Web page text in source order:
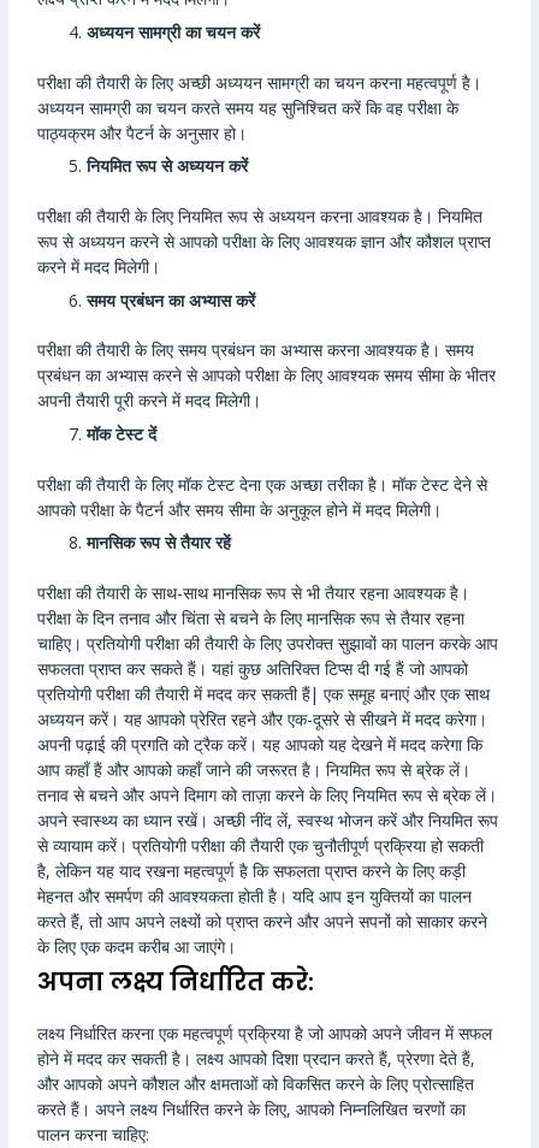
अध्ययन सामग्री का चयन करें
परीक्षा की तैयारी के लिए अच्छी अध्ययन सामग्री का चयन करना महत्वपूर्ण है।
अध्ययन सामग्री का चयन करते समय यह सुनिश्चित करें कि वह परीक्षा के
पाठ्यक्रम और पैटर्न के अनुसार हो।
नियमित रूप से अध्ययन करें
परीक्षा की तैयारी के लिए नियमित रूप से अध्ययन करना आवश्यक है। नियमित
रूप से अध्ययन करने से आपको परीक्षा के लिए आवश्यक ज्ञान और कौशल प्राप्त
करने में मदद मिलेगी।
समय प्रबंधन का अभ्यास करें
परीक्षा की तैयारी के लिए समय प्रबंधन का अभ्यास करना आवश्यक है। समय
प्रबंधन का अभ्यास करने से आपको परीक्षा के लिए आवश्यक समय सीमा के भीतर
अपनी तैयारी पूरी करने में मदद मिलेगी।
मॉक टेस्ट दें
परीक्षा की तैयारी के लिए मॉक टेस्ट देना एक अच्छा तरीका है। मॉक टेस्ट देने से
आपको परीक्षा के पैटर्न और समय सीमा के अनुकूल होने में मदद मिलेगी।
मानसिक रूप से तैयार रहें
परीक्षा की तैयारी के साथ-साथ मानसिक रूप से भी तैयार रहना आवश्यक है।
परीक्षा के दिन तनाव और चिंता से बचने के लिए मानसिक रूप से तैयार रहना
चाहिए। प्रतियोगी परीक्षा की तैयारी के लिए उपरोक्त सुझावों का पालन करके आप
सफलता प्राप्त कर सकते हैं। यहां कुछ अतिरिक्त टिप्स दी गई हैं जो आपको
प्रतियोगी परीक्षा की तैयारी में मदद कर सकती हैं| एक समूह बनाएं और एक साथ
अध्ययन करें। यह आपको प्रेरित रहने और एक-दूसरे से सीखने में मदद करेगा।
अपनी पढ़ाई की प्रगति को ट्रैक करें। यह आपको यह देखने में मदद करेगा कि
आप कहाँ हैं और आपको कहाँ जाने की जरूरत है। नियमित रूप से ब्रेक लें।
तनाव से बचने और अपने दिमाग को ताज़ा करने के लिए नियमित रूप से ब्रेक लें।
अपने स्वास्थ्य का ध्यान रखें। अच्छी नींद लें, स्वस्थ भोजन करें और नियमित रूप
से व्यायाम करें। प्रतियोगी परीक्षा की तैयारी एक चुनौतीपूर्ण प्रक्रिया हो सकती
है, लेकिन यह याद रखना महत्वपूर्ण है कि सफलता प्राप्त करने के लिए कड़ी
मेहनत और समर्पण की आवश्यकता होती है। यदि आप इन युक्तियों का पालन
करते हैं, तो आप अपने लक्ष्यों को प्राप्त करने और अपने सपनों को साकार करने
के लिए एक कदम करीब आ जाएंगे।
अपना लक्ष्य निर्धारित करे:
लक्ष्य निर्धारित करना एक महत्वपूर्ण प्रक्रिया है जो आपको अपने जीवन में सफल
होने में मदद कर सकती है। लक्ष्य आपको दिशा प्रदान करते हैं, प्रेरणा देते हैं,
और आपको अपने कौशल और क्षमताओं को विकसित करने के लिए प्रोत्साहित
करते हैं। अपने लक्ष्य निर्धारित करने के लिए, आपको निम्नलिखित चरणों का
पालन करना चाहिए: